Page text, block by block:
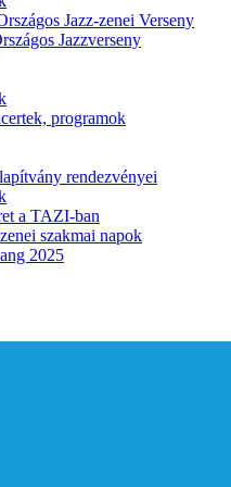
Jazz-zenei Verseny
Jazzverseny
programok
rendezvényei
a TAZI-ban
szakmai napok
2025